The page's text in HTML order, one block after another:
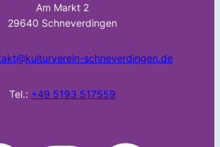
Am Markt 2
29640 Schneverdingen
schneverdingen.de
Tel.: +49 5193 517559